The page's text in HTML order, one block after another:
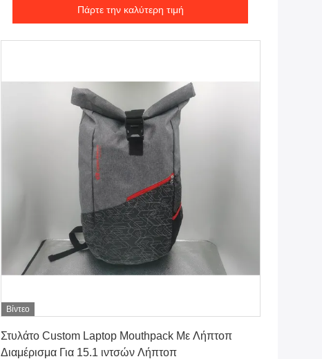
Πάρτε την καλύτερη τιμή
Βίντεο
Στυλάτο Custom Laptop Mouthpack Με Λήπτοπ
Διαμέρισμα Για 15.1 ιντσών Λήπτοπ